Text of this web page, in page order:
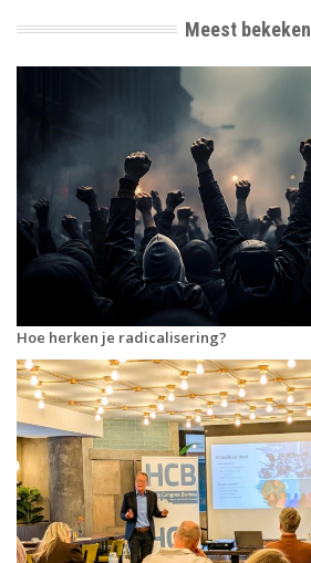
Meest bekeken
Hoe herken je radicalisering?